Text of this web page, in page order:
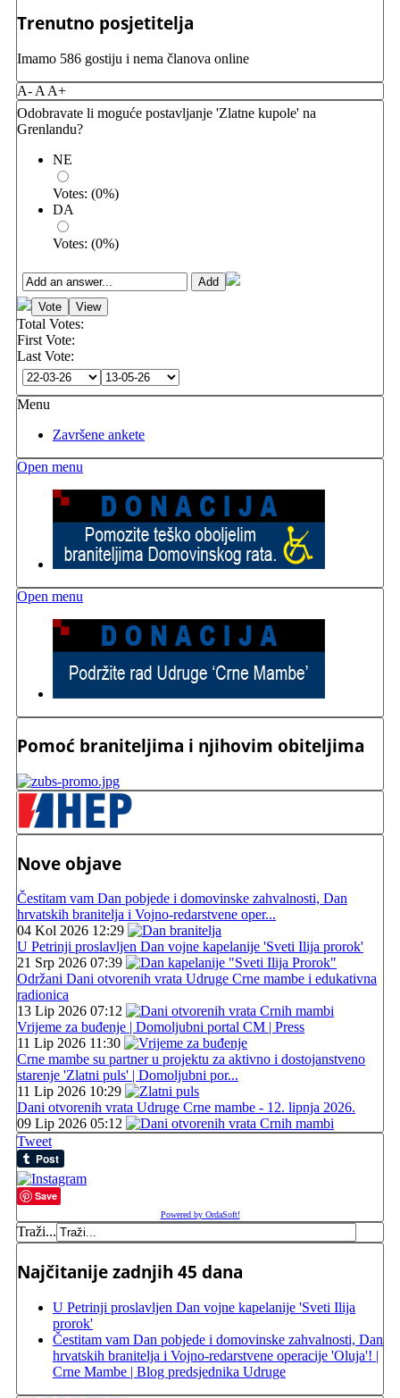
Trenutno posjetitelja
Imamo 586 gostiju i nema članova online
A- A A+
Odobravate li moguće postavljanje 'Zlatne kupole' na
Grenlandu?
NE
Votes: (0%)
DA
Votes: (0%)
Total Votes:
First Vote:
Last Vote:
Menu
Završene ankete
Open menu
Open menu
Pomoć braniteljima i njihovim obiteljima
Nove objave
Čestitam vam Dan pobjede i domovinske zahvalnosti, Dan
hrvatskih branitelja i Vojno-redarstvene oper...
04 Kol 2026 12:29
U Petrinji proslavljen Dan vojne kapelanije 'Sveti Ilija prorok'
21 Srp 2026 07:39
Održani Dani otvorenih vrata Udruge Crne mambe i edukativna
radionica
13 Lip 2026 07:12
Vrijeme za buđenje | Domoljubni portal CM | Press
11 Lip 2026 11:30
Crne mambe su partner u projektu za aktivno i dostojanstveno
starenje 'Zlatni puls' | Domoljubni por...
11 Lip 2026 10:29
Dani otvorenih vrata Udruge Crne mambe - 12. lipnja 2026.
09 Lip 2026 05:12
Tweet
Save
Powered by OrdaSoft!
Traži...
Najčitanije zadnjih 45 dana
U Petrinji proslavljen Dan vojne kapelanije 'Sveti Ilija
prorok'
Čestitam vam Dan pobjede i domovinske zahvalnosti, Dan
hrvatskih branitelja i Vojno-redarstvene operacije 'Oluja'! |
Crne Mambe | Blog predsjednika Udruge